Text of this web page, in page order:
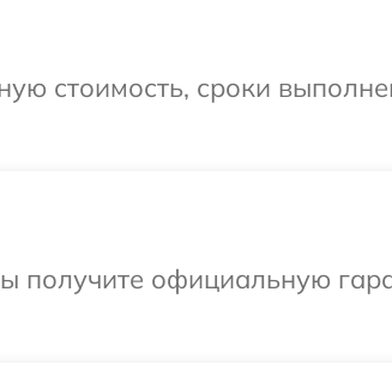
стоимость, сроки
получите официальную